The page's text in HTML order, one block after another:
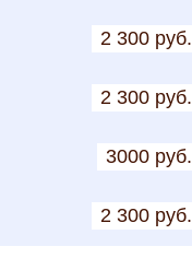
2 300 руб.
2 300 руб.
3000 руб.
2 300 руб.